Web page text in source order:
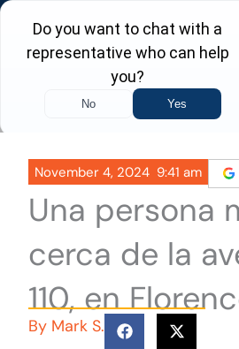
Skip
content
November 4, 2024 9:41 am
Una persona
cerca de la
110, en
By Mark S.